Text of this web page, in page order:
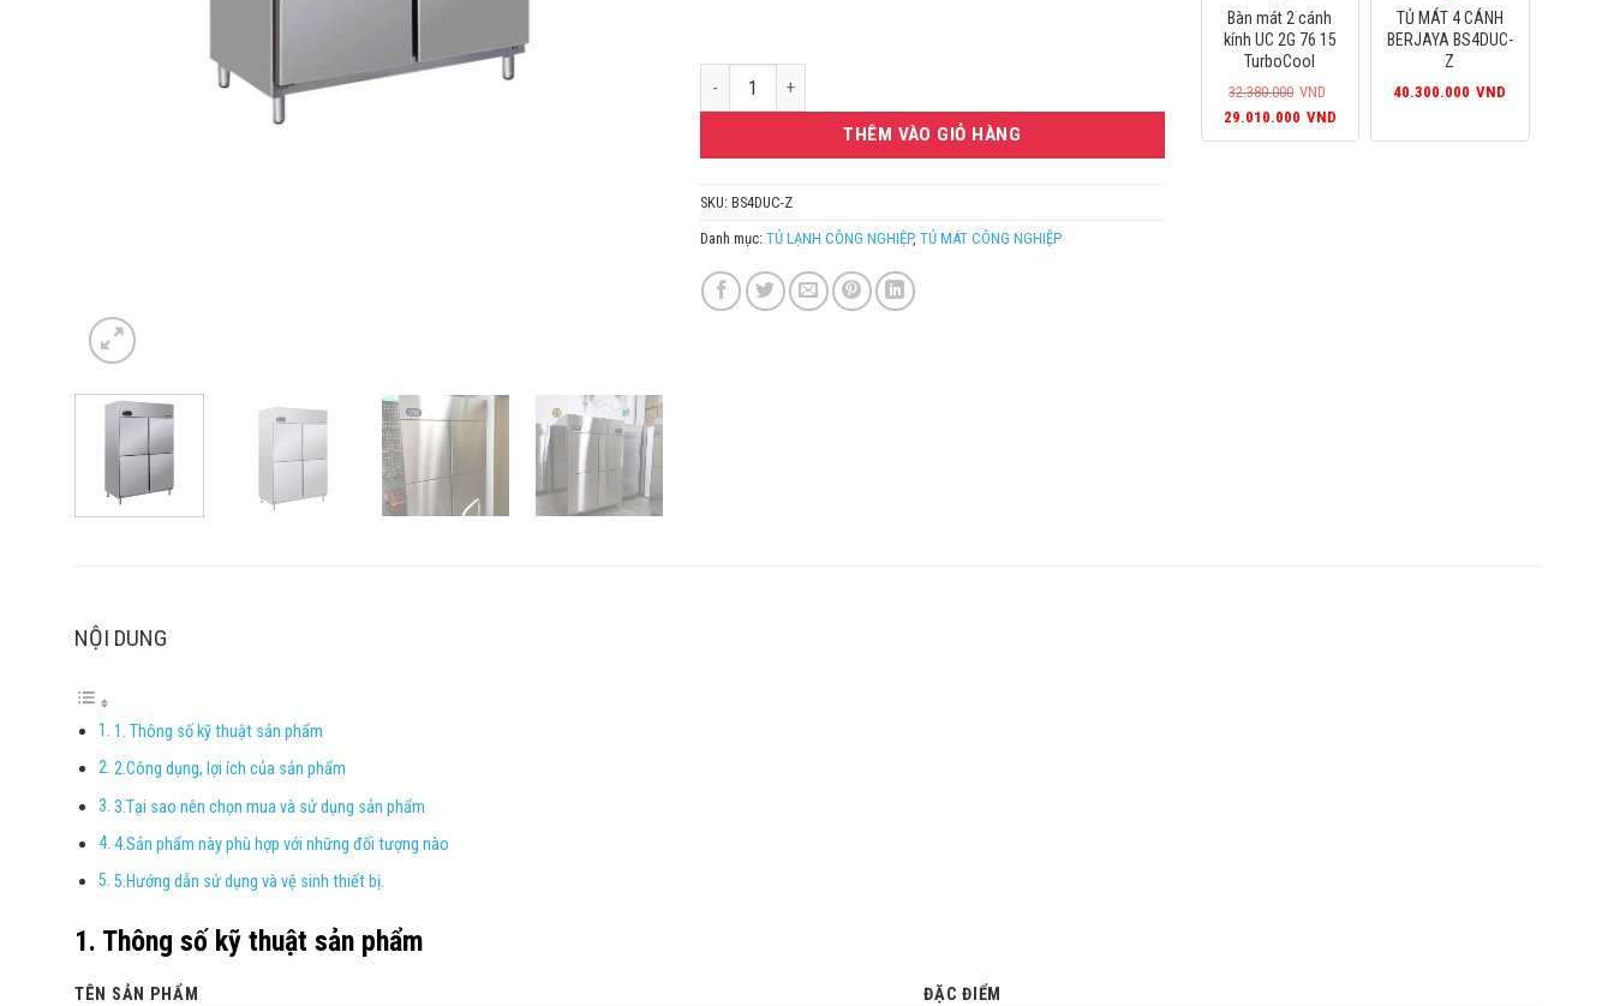
TỦ MÁT 4 CÁNH BERJAYA BS4DUC-Z số lượng
THÊM VÀO GIỎ HÀNG
SKU: BS4DUC-Z
Danh mục: TỦ LẠNH CÔNG NGHIỆP, TỦ MÁT CÔNG NGHIỆP
31.375.000VND.
29.834.000VND.
28.589.000VND.
Bàn mát 2 cánh
kính UC 2G 76 15
TurboCool
32.380.000 VND
Giá
gốc
29.010.000 VND
hiện
TỦ MÁT 4 CÁNH
BERJAYA BS4DUC-
Z
40.300.000 VND
NỘI DUNG
1. Thông số kỹ thuật sản phẩm
2.Công dụng, lợi ích của sản phẩm
3.Tại sao nên chọn mua và sử dụng sản phẩm
4.Sản phẩm này phù hợp với những đối tượng nào
5.Hướng dẫn sử dụng và vệ sinh thiết bị.
1. Thông số kỹ thuật sản phẩm
TÊN SẢN PHẨM
ĐẶC ĐIỂM